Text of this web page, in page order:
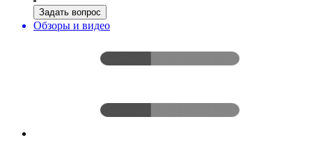
Задать вопрос
Обзоры и видео